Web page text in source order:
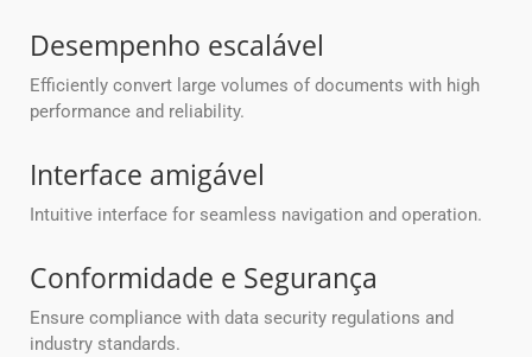
Desempenho escalável
Efficiently convert large volumes of documents with high
performance and reliability.
Interface amigável
Intuitive interface for seamless navigation and operation.
Conformidade e Segurança
Ensure compliance with data security regulations and
industry standards.